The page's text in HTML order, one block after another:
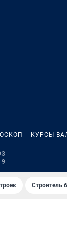
КУРСЫ
Строитель